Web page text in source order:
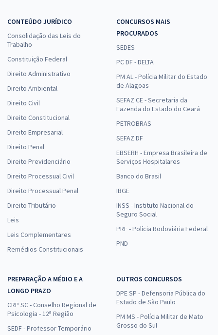
CONTEÚDO JURÍDICO
Consolidação das Leis do
Trabalho
Constituição Federal
Direito Administrativo
Direito Ambiental
Direito Civil
Direito Constitucional
Direito Empresarial
Direito Penal
Direito Previdenciário
Direito Processual Civil
Direito Processual Penal
Direito Tributário
Leis
Leis Complementares
Remédios Constitucionais
CONCURSOS MAIS
PROCURADOS
SEDES
PC DF - DELTA
PM AL - Polícia Militar do Estado
de Alagoas
SEFAZ CE - Secretaria da
Fazenda do Estado do Ceará
PETROBRAS
SEFAZ DF
EBSERH - Empresa Brasileira de
Serviços Hospitalares
Banco do Brasil
IBGE
INSS - Instituto Nacional do
Seguro Social
PRF - Polícia Rodoviária Federal
PND
PREPARAÇÃO A MÉDIO E A
LONGO PRAZO
CRP SC - Conselho Regional de
Psicologia - 12ª Região
SEDF - Professor Temporário
OUTROS CONCURSOS
DPE SP - Defensoria Pública do
Estado de São Paulo
PM MS - Polícia Militar de Mato
Grosso do Sul